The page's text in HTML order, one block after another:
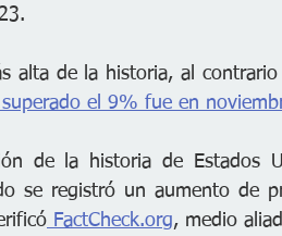
alta de la historia, al
el 9% fue en
de la historia de Estados
se registró un aumento de
FactCheck.org, medio